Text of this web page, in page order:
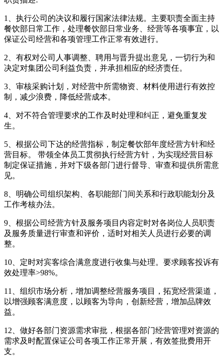
1、执行公司的决议和履行国家法律法规。主要职责全面主持
餐饮部日常工作，处理餐饮部日常业务、经营等各项事宜，以
保证公司经营和各项管理工作正常有效进行。
2、有权对公司人事调整、聘用与晋升提出意见，一切行为和
决定对集团公司利益负责，并承担相应的经济责任。
3、审核采购计划，对经营中所需物资、材料使用进行有效控
制，减少浪费，降低经营成本。
4、对不符合管理要求的工作及时处理和纠正，避免重复发
生。
5、根据公司下达的经营指标，制定餐饮部年度经营方针和经
营目标。 带领全体员工贯彻执行经营方针，为实现经营目标
制定保证措施，并对下级各部门进行督导、审查和提供所需意
见。
8、明确公司组织架构、各职能部门间关系和行政职能划分及
工作考核办法。
9、根据公司经营方针及服务项目内容定时对各岗位人员职责
及服务质量进行审查和评价，适时对相关人员进行必要的调
整。
10、定时对宾客综合满意度进行收集与处理。要求顾客投诉有
效处理率>98%。
11、组织市场分析，增加调整经营服务项目，拓宽经营渠道，
以增强顾客满意度，以顾客为导向，创新经营，增加品牌效
益。
12、做好各部门资源需求审批，根据各部门经营管理对资源的
需求及时配置保证公司各项工作正常开展，有效签批费用开
支。